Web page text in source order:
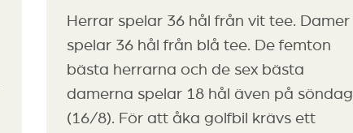
Herrar spelar 36 hål från vit tee. Damer
spelar 36 hål från blå tee. De femton
bästa herrarna och de sex bästa
damerna spelar 18 hål även på söndag
(16/8). ​För att åka golfbil krävs ett